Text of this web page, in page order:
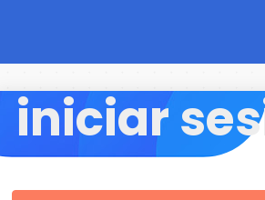
iniciar